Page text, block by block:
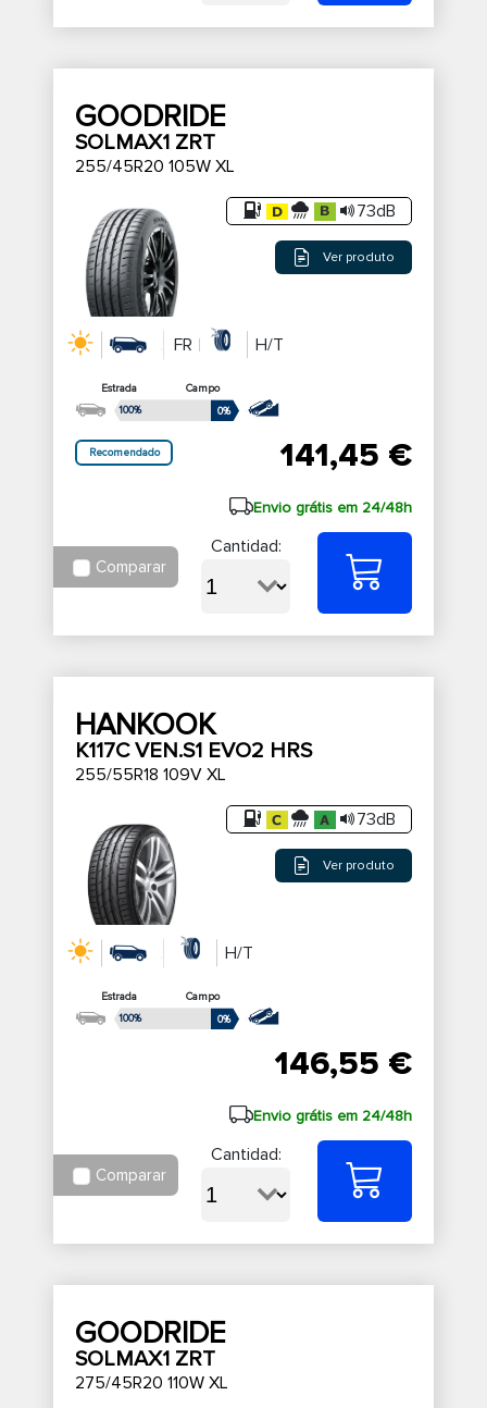
GOODRIDE
SOLMAX1 ZRT
255/45R20 105W XL
73dB
Ver produto
FR H/T
Estrada
Campo
100%
0%
Recomendado 141,45 €
Envio grátis em 24/48h
Comparar
Cantidad:
HANKOOK
K117C VEN.S1 EVO2 HRS
255/55R18 109V XL
73dB
Ver produto
H/T
Estrada
Campo
100%
0%
146,55 €
Envio grátis em 24/48h
Comparar
Cantidad:
GOODRIDE
SOLMAX1 ZRT
275/45R20 110W XL